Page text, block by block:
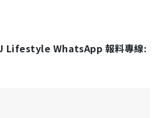
Lifestyle WhatsApp 報料專線: